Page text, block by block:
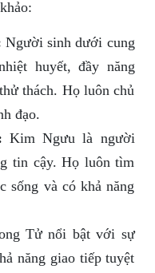
Người sinh dưới cung
huyết, đầy năng
thách. Họ luôn chủ
đạo.
Kim Ngưu là người
tin cậy. Họ luôn tìm
sống và có khả năng
Tử nổi bật với sự
năng giao tiếp tuyệt